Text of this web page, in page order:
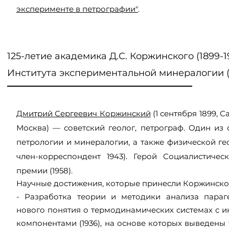
эксперименте в петрографии".
125-летие академика Д.С. Коржинского (1899-
Института экспериментальной
Дмитрий Сергеевич Коржинский (1 сентября 1899,
Москва) — советский геолог, петрограф. Один из
петрологии и минералогии, а также физической
член-корреспондент 1943). Герой
премии (1958).
Научные достижения, которые принесли
- Разработка теории и методики анализа
нового понятия о термодинамических системах
компонентами (1936), на основе которых